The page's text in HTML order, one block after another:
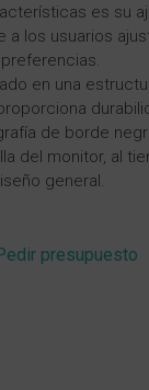
es su
a los usuarios
en una
de borde
del monitor, al
general.
presupuesto